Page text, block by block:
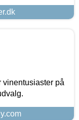
vinentusiaster på